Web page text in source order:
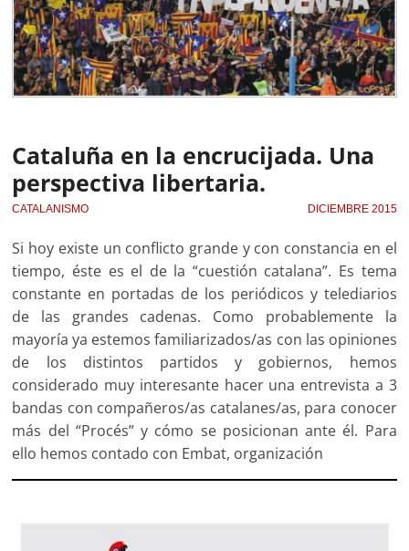
Cataluña en la encrucijada. Una
perspectiva libertaria.
CATALANISMO DICIEMBRE 2015
Si hoy existe un conflicto grande y con constancia en el
tiempo, éste es el de la “cuestión catalana”. Es tema
constante en portadas de los periódicos y telediarios
de las grandes cadenas. Como probablemente la
mayoría ya estemos familiarizados/as con las opiniones
de los distintos partidos y gobiernos, hemos
considerado muy interesante hacer una entrevista a 3
bandas con compañeros/as catalanes/as, para conocer
más del “Procés” y cómo se posicionan ante él. Para
ello hemos contado con Embat, organización